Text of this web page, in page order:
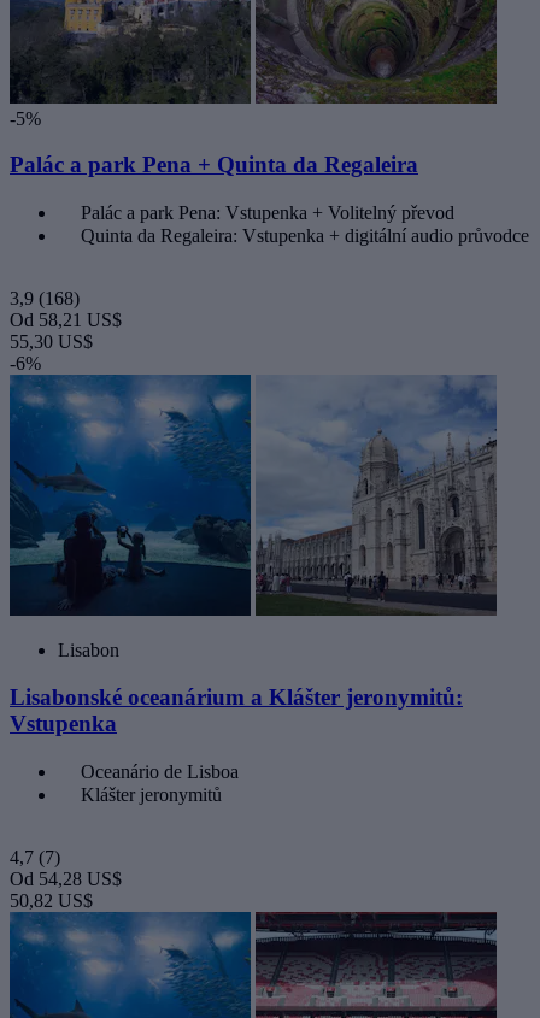
-5%
Palác a park Pena + Quinta da Regaleira
Palác a park Pena: Vstupenka + Volitelný převod
Quinta da Regaleira: Vstupenka + digitální audio průvodce
3,9 (168)
Od 58,21 US$
55,30 US$
-6%
Lisabon
Lisabonské oceanárium a Klášter jeronymitů:
Vstupenka
Oceanário de Lisboa
Klášter jeronymitů
4,7 (7)
Od 54,28 US$
50,82 US$